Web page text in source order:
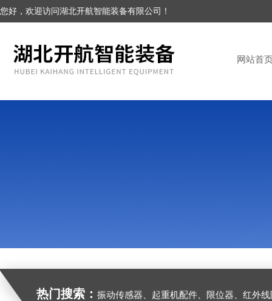
您好，欢迎访问湖北开航智能装备有限公司！
网站首
热门搜索： 振动传感器、起重机配件、限位器、红外线防撞器